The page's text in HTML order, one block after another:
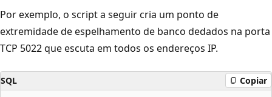
Por exemplo, o script a seguir cria um ponto de
extremidade de espelhamento de banco dedados na porta
TCP 5022 que escuta em todos os endereços IP.
SQL Copiar